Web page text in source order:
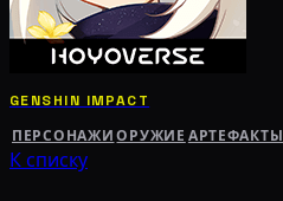
GENSHIN IMPACT
ПЕРСОНАЖИ ОРУЖИЕ АРТЕФАКТЫ
К списку